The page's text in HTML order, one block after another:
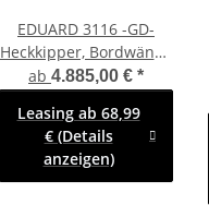
EDUARD 3116 -GD-
Heckkipper, Bordwände
30cm -2700kg- H-
Pumpe - Lfh: 72cm
-185/70R13 mit 3116 -
Laubgitter pendelbar -
70cm hoch
ab 4.885,00 € *
Leasing ab 68,99
€ (Details
anzeigen)